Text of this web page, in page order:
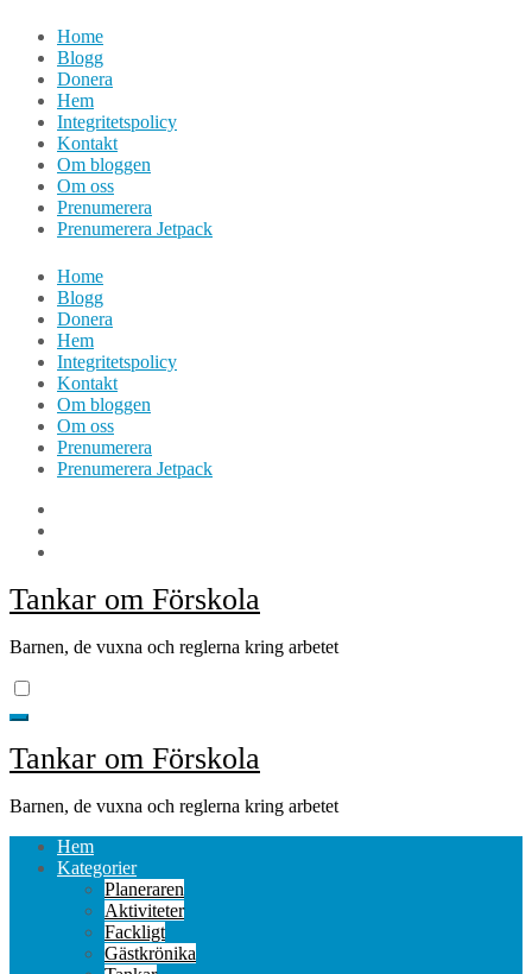
Hoppa
innehåll
Home
Blogg
Donera
Hem
Integritetspolicy
Kontakt
Om bloggen
Om oss
Prenumerera
Prenumerera Jetpack
Home
Blogg
Donera
Hem
Integritetspolicy
Kontakt
Om bloggen
Om oss
Prenumerera
Prenumerera Jetpack
Tankar om Förskola
Barnen, de vuxna och reglerna kring arbetet
Tankar om Förskola
Barnen, de vuxna och reglerna kring arbetet
Hem
Kategorier
Planeraren
Aktiviteter
Fackligt
Gästkrönika